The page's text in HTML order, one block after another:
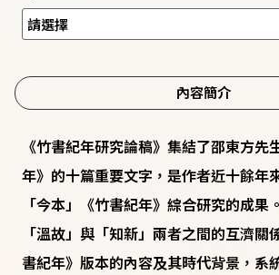
內容簡介
《竹書紀年研究論稿》集結了邵東方先
年》的十篇重要文字，是作者近十餘年
「今本」《竹書紀年》綜合研究的成果
「溫故」與「知新」兩者之間的互濟關
書紀年》版本的內容及其時代背景，系